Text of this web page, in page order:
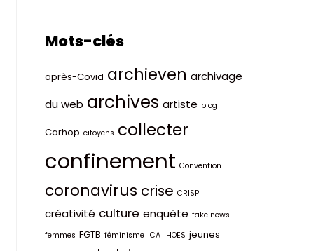
Mots-clés
après-Covid archieven archivage
du web archives artiste blog
Carhop citoyens collecter
confinement Convention
coronavirus crise CRISP
créativité culture enquête fake news
femmes FGTB féminisme ICA IHOES jeunes